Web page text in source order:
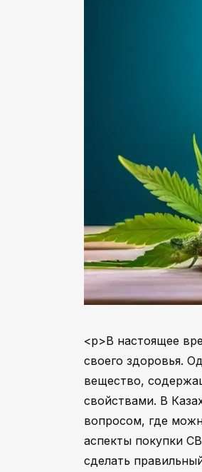
<p>В настоящее
своего здоровья.
вещество,
свойствами. В
вопросом, где
аспекты покупки
сделать